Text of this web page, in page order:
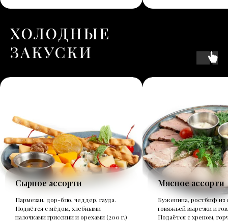
ХОЛОДНЫЕ
ЗАКУСКИ
Сырное ассорти
Пармезан, дор-блю, чеддер, гауда.
Подаётся с мёдом, хлебными
палочками гриссини и орехами (200 г.)
Мясное ассорти
Буженина, ростбиф из
говяжьей вырезки и
Подаётся с хреном,